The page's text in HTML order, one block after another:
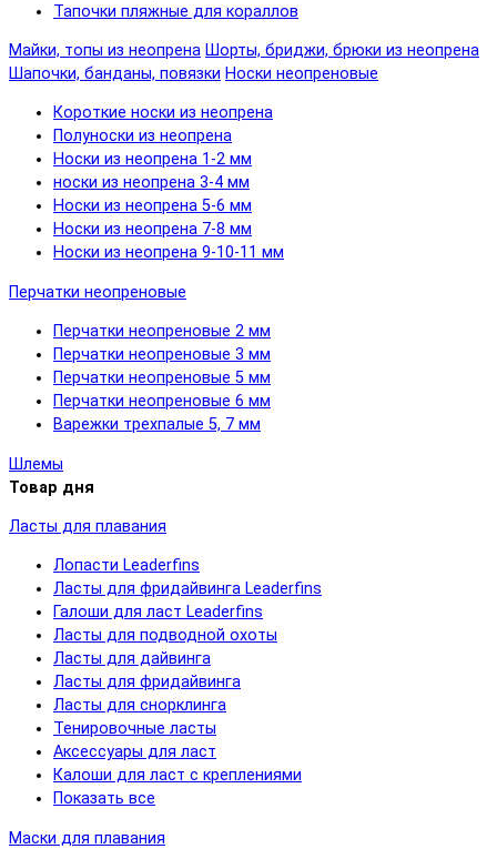
Тапочки пляжные для кораллов
Майки, топы из неопрена Шорты, бриджи, брюки из неопрена
Шапочки, банданы, повязки Носки неопреновые
Короткие носки из неопрена
Полуноски из неопрена
Носки из неопрена 1-2 мм
носки из неопрена 3-4 мм
Носки из неопрена 5-6 мм
Носки из неопрена 7-8 мм
Носки из неопрена 9-10-11 мм
Перчатки неопреновые
Перчатки неопреновые 2 мм
Перчатки неопреновые 3 мм
Перчатки неопреновые 5 мм
Перчатки неопреновые 6 мм
Варежки трехпалые 5, 7 мм
Шлемы
Товар дня
Ласты для плавания
Лопасти Leaderfins
Ласты для фридайвинга Leaderfins
Галоши для ласт Leaderfins
Ласты для подводной охоты
Ласты для дайвинга
Ласты для фридайвинга
Ласты для снорклинга
Тенировочные ласты
Аксессуары для ласт
Калоши для ласт с креплениями
Показать все
Маски для плавания